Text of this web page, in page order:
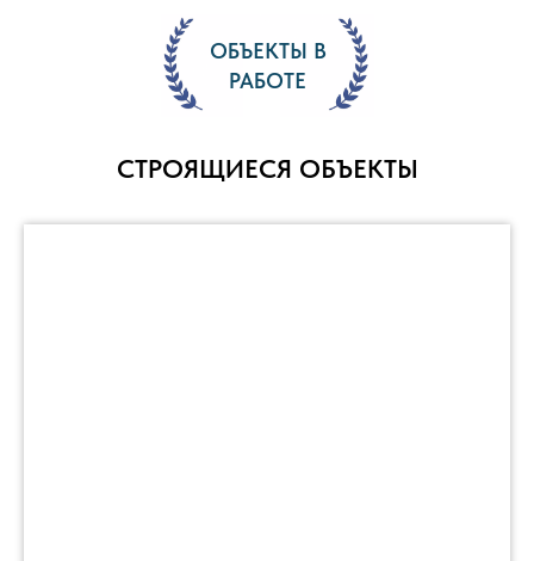
ОБЪЕКТЫ В
РАБОТЕ
СТРОЯЩИЕСЯ ОБЪЕКТЫ